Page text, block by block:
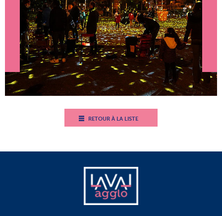
RETOUR À LA LISTE